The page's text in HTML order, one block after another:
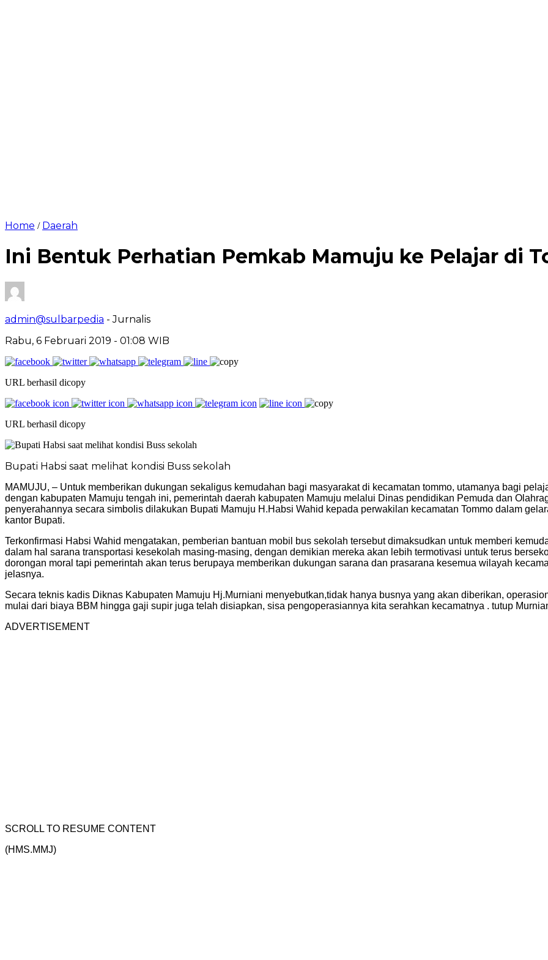
Home / Daerah
Ini Bentuk Perhatian Pemkab Mamuju ke Pelajar di
admin@sulbarpedia - Jurnalis
Rabu, 6 Februari 2019 - 01:08 WIB
URL berhasil dicopy
URL berhasil dicopy
Bupati Habsi saat melihat kondisi Buss sekolah
MAMUJU, – Untuk memberikan dukungan sekaligus kemudahan bagi masyarakat di kecamatan tommo, utamanya bagi
dengan kabupaten Mamuju tengah ini, pemerintah daerah kabupaten Mamuju melalui Dinas pendidikan Pemuda dan
penyerahannya secara simbolis dilakukan Bupati Mamuju H.Habsi Wahid kepada perwakilan kecamatan Tommo dalam
kantor Bupati.
Terkonfirmasi Habsi Wahid mengatakan, pemberian bantuan mobil bus sekolah tersebut dimaksudkan untuk memberi
dalam hal sarana transportasi kesekolah masing-masing, dengan demikian mereka akan lebih termotivasi untuk terus
dorongan moral tapi pemerintah akan terus berupaya memberikan dukungan sarana dan prasarana kesemua wilayah
jelasnya.
Secara teknis kadis Diknas Kabupaten Mamuju Hj.Murniani menyebutkan,tidak hanya busnya yang akan diberikan,
mulai dari biaya BBM hingga gaji supir juga telah disiapkan, sisa pengoperasiannya kita serahkan kecamatnya . tutup
ADVERTISEMENT
SCROLL TO RESUME CONTENT
(HMS.MMJ)